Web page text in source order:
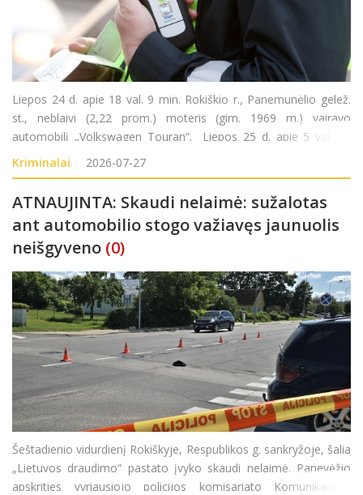
Liepos 24 d. apie 18 val. 9 min. Rokiškio r., Panemunėlio gelež.
st., neblaivi (2,22 prom.) moteris (gim. 1969 m.) vairavo
automobilį „Volkswagen Touran“. Liepos 25 d. apie 5 val. 40
min. Rokiškio r., Kazliškėlio k., neblaivus (1,88 prom.) vyras (gim.
2008 m.)
Kriminalai 2026-07-27
ATNAUJINTA: Skaudi nelaimė: sužalotas
ant automobilio stogo važiavęs jaunuolis
neišgyveno (0)
Šeštadienio vidurdienį Rokiškyje, Respublikos g. sankryžoje, šalia
„Lietuvos draudimo“ pastato įvyko skaudi nelaimė. Panevėžio
apskrities vyriausiojo policijos komisariato Komunikacijos